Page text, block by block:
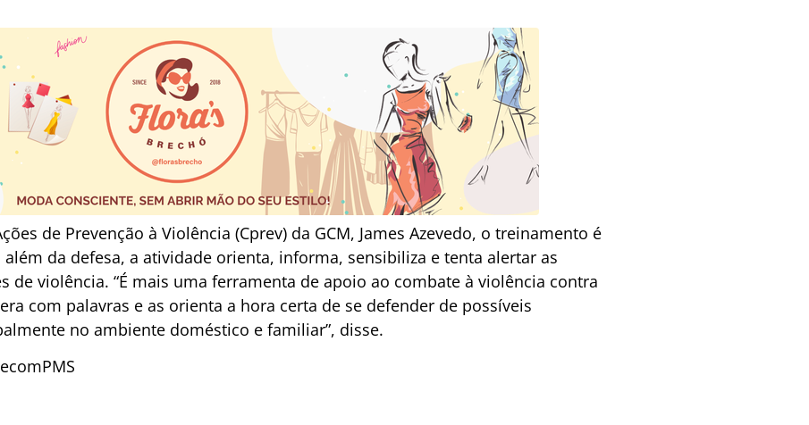
de Prevenção à Violência (Cprev) da GCM, James Azevedo, o treinamento é
da defesa, a atividade orienta, informa, sensibiliza e tenta alertar as
de violência. “É mais uma ferramenta de apoio ao combate à violência contra
com palavras e as orienta a hora certa de se defender de possíveis
no ambiente doméstico e familiar”, disse.